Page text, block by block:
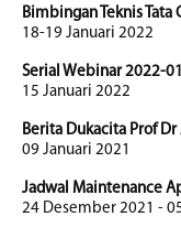
Bimbingan Teknis Tata
18-19 Januari 2022
Serial Webinar 2022-01
15 Januari 2022
Berita Dukacita Prof
09 Januari 2021
Jadwal Maintenance
24 Desember 2021 -